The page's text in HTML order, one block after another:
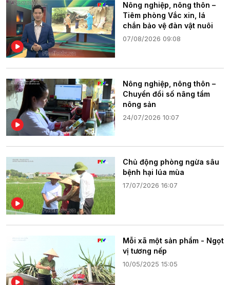
Nông nghiệp, nông thôn –
Tiêm phòng Vắc xin, lá
chắn bảo vệ đàn vật nuôi
07/08/2026 09:08
Nông nghiệp, nông thôn –
Chuyển đổi số nâng tầm
nông sản
24/07/2026 10:07
Chủ động phòng ngừa sâu
bệnh hại lúa mùa
17/07/2026 16:07
Mỗi xã một sản phẩm - Ngọt
vị tương nếp
10/05/2025 15:05